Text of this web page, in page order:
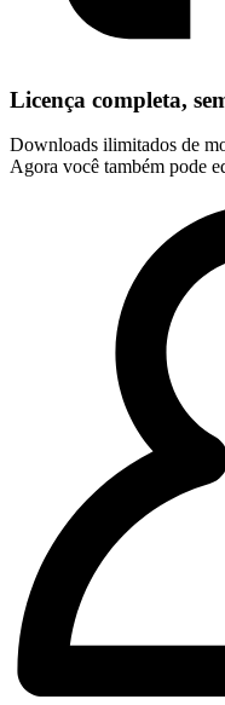
Licença completa,
Downloads ilimitados de
Agora você também pode